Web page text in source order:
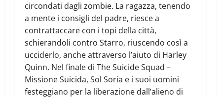
circondati dagli zombie. La ragazza, tenendo
a mente i consigli del padre, riesce a
contrattaccare con i topi della città,
schierandoli contro Starro, riuscendo così a
ucciderlo, anche attraverso l’aiuto di Harley
Quinn. Nel finale di The Suicide Squad –
Missione Suicida, Sol Soria e i suoi uomini
festeggiano per la liberazione dall’alieno di